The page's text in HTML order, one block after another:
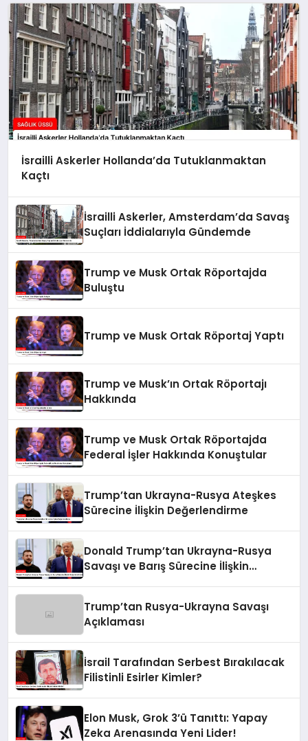
İsrailli Askerler Hollanda’da Tutuklanmaktan
Kaçtı
İsrailli Askerler, Amsterdam’da Savaş
Suçları İddialarıyla Gündemde
Trump ve Musk Ortak Röportajda
Buluştu
Trump ve Musk Ortak Röportaj Yaptı
Trump ve Musk’ın Ortak Röportajı
Hakkında
Trump ve Musk Ortak Röportajda
Federal İşler Hakkında Konuştular
Trump’tan Ukrayna-Rusya Ateşkes
Sürecine İlişkin Değerlendirme
Donald Trump’tan Ukrayna-Rusya
Savaşı ve Barış Sürecine İlişkin
Trump’tan Rusya-Ukrayna Savaşı
Açıklaması
İsrail Tarafından Serbest Bırakılacak
Filistinli Esirler Kimler?
Elon Musk, Grok 3’ü Tanıttı: Yapay
Zeka Arenasında Yeni Lider!